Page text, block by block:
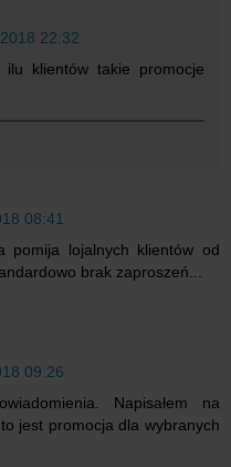
22:32
klientów takie promocje
08:41
pomija lojalnych klientów od
brak zaproszeń...
09:26
Napisałem na
jest promocja dla wybranych